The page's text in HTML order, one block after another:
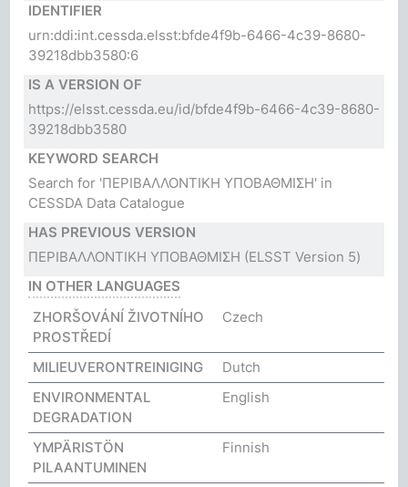
IDENTIFIER
urn:ddi:int.cessda.elsst:bfde4f9b-6466-4c39-8680-
39218dbb3580:6
IS A VERSION OF
https://elsst.cessda.eu/id/bfde4f9b-6466-4c39-8680-
39218dbb3580
KEYWORD SEARCH
Search for 'ΠΕΡΙΒΑΛΛΟΝΤΙΚΗ ΥΠΟΒΑΘΜΙΣΗ' in
CESSDA Data Catalogue
HAS PREVIOUS VERSION
ΠΕΡΙΒΑΛΛΟΝΤΙΚΗ ΥΠΟΒΑΘΜΙΣΗ (ELSST Version 5)
IN OTHER LANGUAGES
ZHORŠOVÁNÍ ŽIVOTNÍHO
PROSTŘEDÍ
Czech
MILIEUVERONTREINIGING
Dutch
ENVIRONMENTAL
DEGRADATION
English
YMPÄRISTÖN
PILAANTUMINEN
Finnish